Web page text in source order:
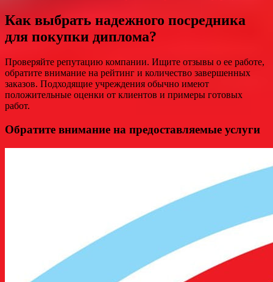
Как выбрать надежного посредника
для покупки диплома?
Проверяйте репутацию компании. Ищите отзывы о ее работе,
обратите внимание на рейтинг и количество завершенных
заказов. Подходящие учреждения обычно имеют
положительные оценки от клиентов и примеры готовых
работ.
Обратите внимание на предоставляемые услуги